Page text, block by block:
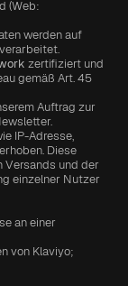
werden auf
zertifiziert und
gemäß Art. 45
Auftrag zur
IP-Adresse,
Diese
Versands und der
einzelner Nutzer
an einer
von Klaviyo;